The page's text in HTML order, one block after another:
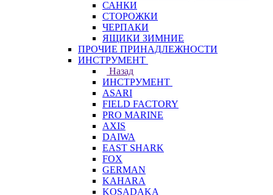
САНКИ
СТОРОЖКИ
ЧЕРПАКИ
ЯЩИКИ ЗИМНИЕ
ПРОЧИЕ ПРИНАДЛЕЖНОСТИ
ИНСТРУМЕНТ
Назад
ИНСТРУМЕНТ
ASARI
FIELD FACTORY
PRO MARINE
AXIS
DAIWA
EAST SHARK
FOX
GERMAN
KAHARA
KOSADAKA